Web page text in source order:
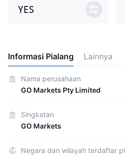
YES
Informasi Pialang Lainnya
Nama perusahaan
GO Markets Pty Limited
Singkatan
GO Markets
Negara dan wilayah terdaftar